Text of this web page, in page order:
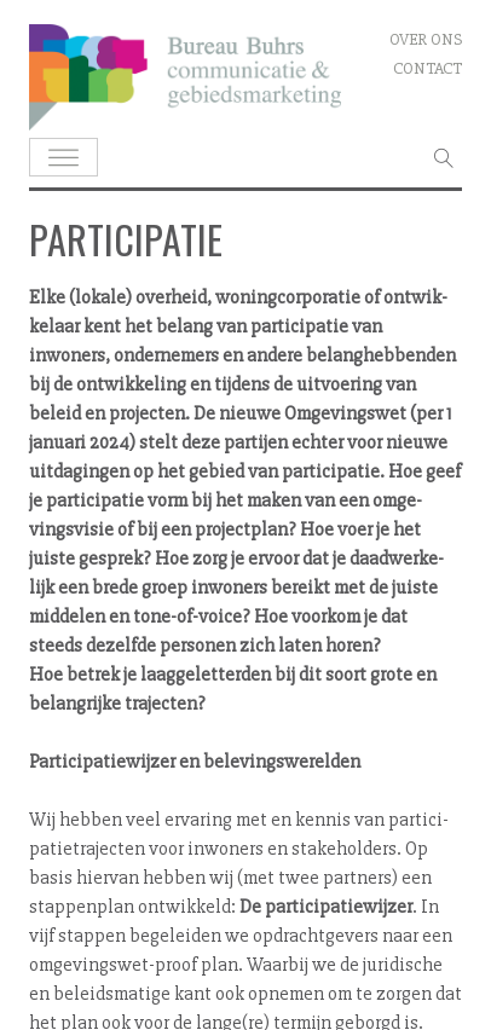
Skip
to
content
OVER ONS
CONTACT
PARTICIPATIE
Elke (lokale) overheid, wo­ning­cor­po­ra­tie of ont­wik­
ke­laar kent het belang van par­ti­ci­pa­tie van
inwoners, ondernemers en andere be­lang­heb­ben­den
bij de ont­wik­ke­ling en tijdens de uitvoering van
beleid en projecten. De nieuwe Om­ge­vings­wet (per 1
januari 2024) stelt deze partijen echter voor nieuwe
uitdagingen op het gebied van par­ti­ci­pa­tie. Hoe geef
je par­ti­ci­pa­tie vorm bij het maken van een om­ge­
vings­vi­sie of bij een projectplan? Hoe voer je het
juiste gesprek? Hoe zorg je ervoor dat je daad­wer­ke­
lijk een brede groep inwoners bereikt met de juiste
middelen en to­ne-of-voi­ce? Hoe voorkom je dat
steeds dezelfde personen zich laten horen?
Hoe betrek je laag­ge­let­ter­den bij dit soort grote en
belangrijke trajecten?
Par­ti­ci­pa­tie­wij­zer en be­le­vings­we­rel­den
Wij hebben veel ervaring met en kennis van par­ti­ci­
pa­tie­tra­jec­ten voor inwoners en sta­ke­hol­ders. Op
basis hiervan hebben wij (met twee partners) een
stappenplan ontwikkeld: De par­ti­ci­pa­tie­wij­zer. In
vijf stappen begeleiden we op­dracht­ge­vers naar een
om­ge­vings­wet-proof plan. Waarbij we de juridische
en be­leids­ma­ti­ge kant ook opnemen om te zorgen dat
het plan ook voor de lange(re) termijn geborgd is.